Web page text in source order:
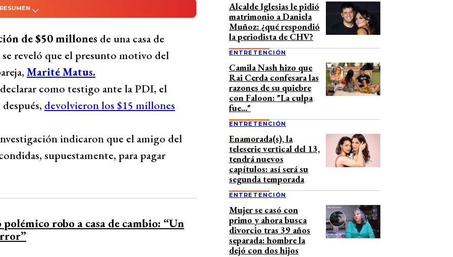
de $50 millones de una casa de cambios
estaría relacionado con su expareja,
los restantes $15 millones, se señala
dinero para pagar pasajes a Italia de
apuntan a Sonia Isaza, actual pareja de
el futbolista defiende a su amigo
problemas financieros.
Bío Comunicaciones
de $50 millones de una casa de
se reveló que el presunto motivo del
Marité Matus.
como testigo ante la PDI, el
devolvieron los $15 millones
indicaron que el amigo del
supuestamente, para pagar
robo a casa de cambio: “Un
Alcalde Iglesias le pidió
matrimonio a Daniela
Muñoz: ¿qué respondió
la periodista de CHV?
ENTRETENCIÓN
Camila Nash hizo que
Rai Cerda confesara las
razones de su quiebre
con Faloon: "La culpa
fue..."
ENTRETENCIÓN
Enamorada(s), la
teleserie vertical del 13,
tendrá nuevos
capítulos: así será su
segunda temporada
ENTRETENCIÓN
Mujer se casó con
primo y ahora busca
divorcio tras 39 años
separada: hombre la
dejó con dos hijos